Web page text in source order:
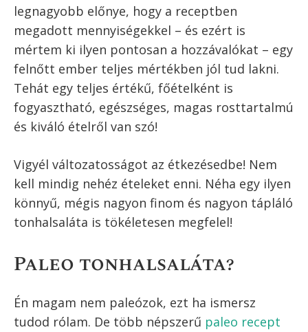
Cukor: 9 g
Fehérje: 29 g
Só: 1,4 g
A receptben megadott mennyiségek és
tápanyag adatok egy személyre, főétkezésre
szánt tonhalsaláta elkészítésére vonatkoznak.
Hogyan fogyaszd ezt a
tonhalsalátát?
A salátákat mi általában egy főételhez esszük,
míg a mediterrán országokban, ahonnan ez a
fajta tonhalsaláta származik, inkább
előételként fogyasztják. Természetesen
mindkét formában eheted.